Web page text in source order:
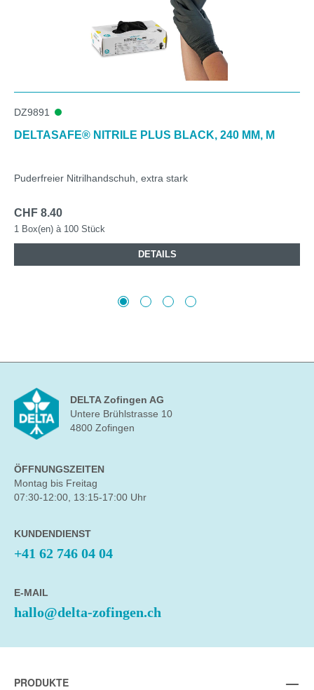
DZ9891
DELTASAFE® NITRILE PLUS BLACK, 240 MM, M
Puderfreier Nitrilhandschuh, extra stark
CHF 8.40
1 Box(en) à 100 Stück
DETAILS
DELTA Zofingen AG
Untere Brühlstrasse 10
4800 Zofingen
ÖFFNUNGSZEITEN
Montag bis Freitag
07:30-12:00, 13:15-17:00 Uhr
KUNDENDIENST
+41 62 746 04 04
E-MAIL
hallo@delta-zofingen.ch
PRODUKTE